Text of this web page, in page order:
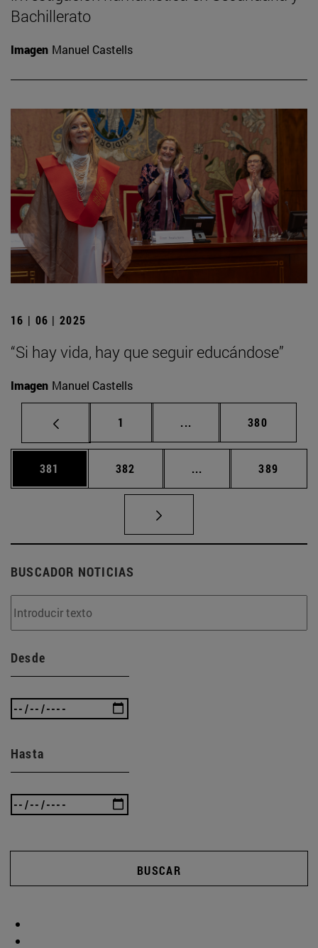
Bachillerato
Imagen Manuel Castells
16 | 06 | 2025
“Si hay vida, hay que seguir educándose”
Imagen Manuel Castells
Página
1 ... Páginas intermedias
Página
380
Página
381 Página
382 ... Páginas intermedias
Página
389
BUSCADOR NOTICIAS
Desde
Hasta
BUSCAR